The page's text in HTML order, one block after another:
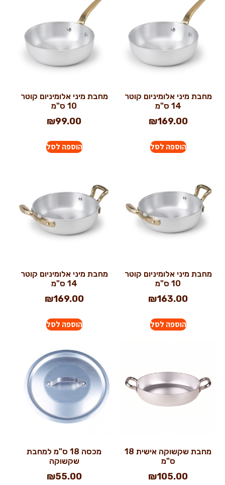
מחבת מיני אלומיניום קוטר
14 ס"מ
₪169.00
הוספה לסל
מחבת מיני אלומיניום קוטר
10 ס"מ
₪99.00
הוספה לסל
מחבת מיני אלומיניום קוטר
10 ס"מ
₪163.00
הוספה לסל
מחבת מיני אלומיניום קוטר
14 ס"מ
₪169.00
הוספה לסל
מחבת שקשוקה אישית 18
ס"מ
₪105.00
מכסה 18 ס"מ למחבת
שקשוקה
₪55.00